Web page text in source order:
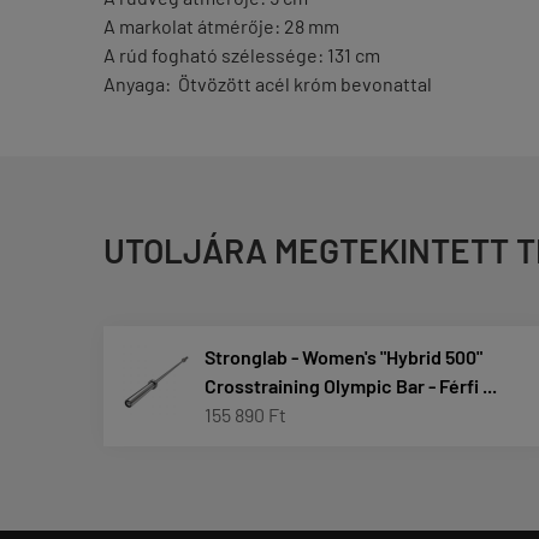
A markolat átmérője: 28 mm
A rúd fogható szélessége: 131 cm
Anyaga: Ötvözött acél króm bevonattal
UTOLJÁRA MEGTEKINTETT
Stronglab - Women's "Hybrid 500"
Crosstraining Olympic Bar - Férfi ...
155 890 Ft